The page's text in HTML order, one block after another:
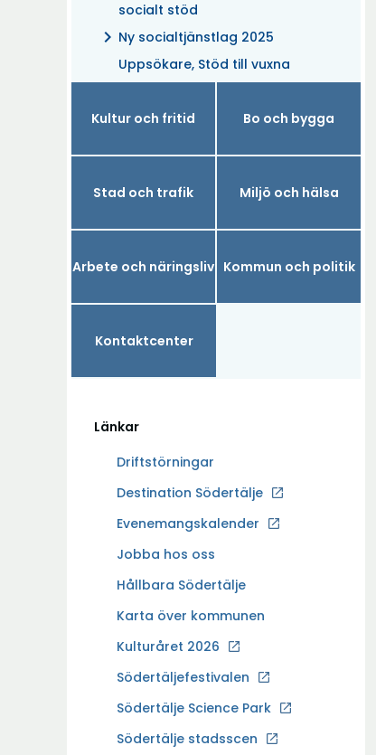
socialt stöd
chevron_right Ny socialtjänstlag 2025
Uppsökare, Stöd till vuxna
Kultur och fritid Bo och bygga
Stad och trafik Miljö och hälsa
Arbete och näringsliv Kommun och politik
Kontaktcenter
Länkar
Driftstörningar
Destination Södertälje
Ö
p
n
a
y
t
f
ö
Evenemangskalender
Jobba hos oss
Ö
p
n
a
y
t
Hållbara Södertälje
Karta över kommunen
Kulturåret 2026
Södertäljefestivalen
Södertälje Science Park
Ö
p
Södertälje stadsscen